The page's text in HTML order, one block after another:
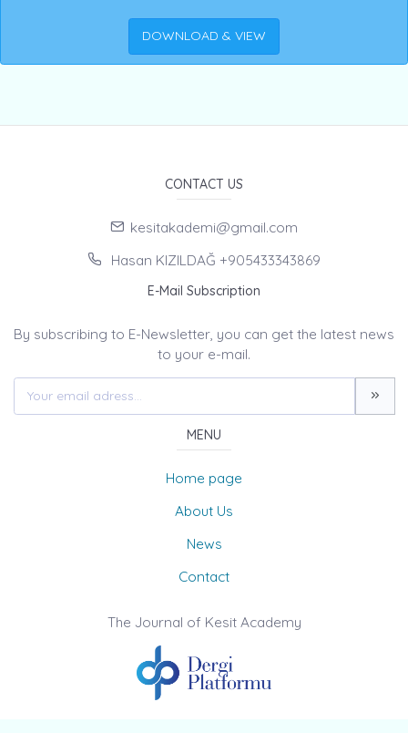
DOWNLOAD & VIEW
CONTACT US
kesitakademi@gmail.com
Hasan KIZILDAĞ +905433343869
E-Mail Subscription
By subscribing to E-Newsletter, you can get the latest news
to your e-mail.
MENU
Home page
About Us
News
Contact
The Journal of Kesit Academy